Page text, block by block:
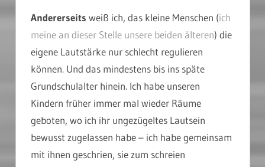
Andererseits weiß ich, das kleine Menschen (ich
meine an dieser Stelle unsere beiden älteren) die
eigene Lautstärke nur schlecht regulieren
können. Und das mindestens bis ins späte
Grundschulalter hinein. Ich habe unseren
Kindern früher immer mal wieder Räume
geboten, wo ich ihr ungezügeltes Lautsein
bewusst zugelassen habe – ich habe gemeinsam
mit ihnen geschrien, sie zum schreien